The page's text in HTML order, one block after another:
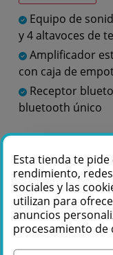
Equipo de
y 4 altavoces de
Amplificador
con caja de
Receptor
bluetooth único
Esta tienda te
rendimiento,
sociales y las
utilizan para
anuncios
procesamiento de